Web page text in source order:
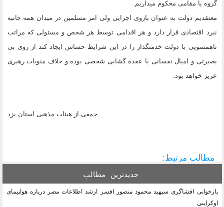
گروه یا مقامی محکوم میداریم.
معتقدیم دولت به عنوان بازوی اجرایی ولی امر مسلمین در میدان همه جانبه
نبرد اقتصادی قرار دارد و هر اقدامی توسط هر شخص و مسئولی که مراتب
ناهمسویی با دولت خدمتگذار را در این شرایط حساس ایجاد کند از روی بی
بصیرتی و امیال نفسانی یا عقده گشایی شخصی بوده و خلاف منویات رهبری
عزیز خواهد بود.
جمعی از هیئات مذهبی استان یزد
مطالب مرتبط:
جدیدترین مطالب
بازخوانی افشاگری سپهبد محمود منصور افسر ارشد اطلاعات مصر درباره هواپیمای
اوکراینی